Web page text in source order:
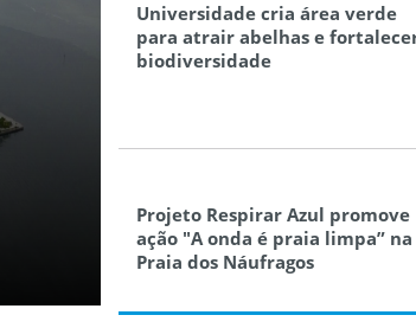
Universidade cria área verde
para atrair abelhas e
biodiversidade
Projeto Respirar Azul promove
ação "A onda é praia limpa” na
Praia dos Náufragos